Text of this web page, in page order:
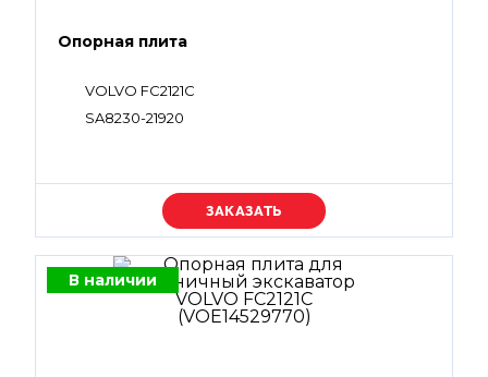
Опорная плита
VOLVO FC2121C
SA8230-21920
Уточняйте цену
В наличии